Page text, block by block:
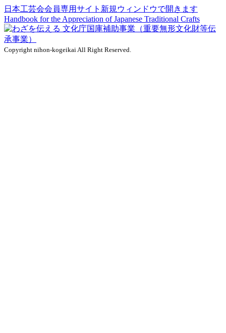
日本工芸会会員専用サイト 新規ウィンドウで開きます
Handbook for the Appreciation ofJapanese Traditional Crafts
Copyright nihon-kogeikai All Right Reserved.